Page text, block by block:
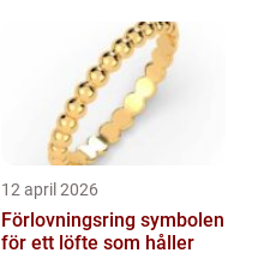
12 april 2026
Förlovningsring symbolen
för ett löfte som håller